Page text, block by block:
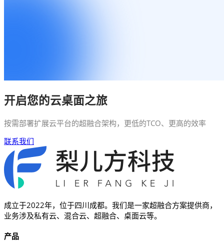
开启您的云桌面之旅
按需部署扩展云平台的超融合架构，更低的TCO、更高的效率
联系我们
成立于2022年，位于四川成都。我们是一家超融合方案提供商，
业务涉及私有云、混合云、超融合、桌面云等。
产品